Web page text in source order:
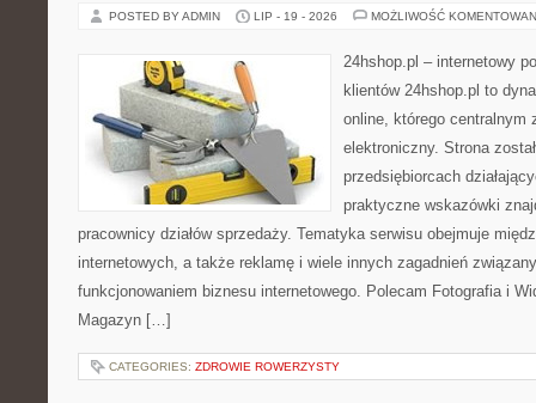
POSTED BY ADMIN LIP - 19 - 2026 MOŻLIWOŚĆ
24hshop.pl – internetowy
klientów 24hshop.pl to
online, którego centralnym
elektroniczny. Strona
przedsiębiorcach
praktyczne wskazówki
pracownicy działów sprzedaży. Tematyka serwisu obejmuje
internetowych, a także reklamę i wiele innych zagadnień
funkcjonowaniem biznesu internetowego. Polecam Fotografia i
Magazyn […]
CATEGORIES: ZDROWIE ROWERZYSTY